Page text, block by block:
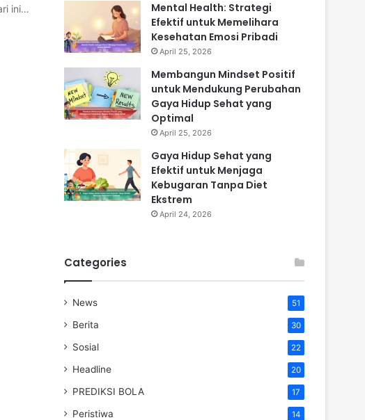
ini…
Mental Health: Strategi
Efektif untuk Memelihara
Kesehatan Emosi Pribadi
April 25, 2026
Membangun Mindset Positif
untuk Mendukung Perubahan
Gaya Hidup Sehat yang
Optimal
April 25, 2026
Gaya Hidup Sehat yang
Efektif untuk Menjaga
Kebugaran Tanpa Diet
Ekstrem
April 24, 2026
Categories
News 51
Berita 30
Sosial 22
Headline 20
PREDIKSI BOLA 17
Peristiwa 14